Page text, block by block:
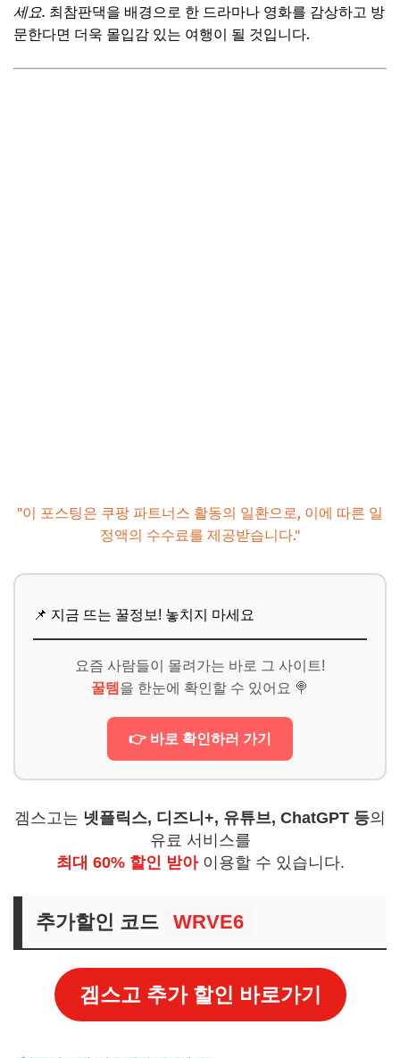
세요. 최참판댁을 배경으로 한 드라마나 영화를 감상하고 방
문한다면 더욱 몰입감 있는 여행이 될 것입니다.
"이 포스팅은 쿠팡 파트너스 활동의 일환으로, 이에 따른 일
정액의 수수료를 제공받습니다."
📌 지금 뜨는 꿀정보! 놓치지 마세요
요즘 사람들이 몰려가는 바로 그 사이트!
꿀템 을 한눈에 확인할 수 있어요 🍭
👉 바로 확인하러 가기
겜스고는 넷플릭스, 디즈니+, 유튜브, ChatGPT 등의
유료 서비스를
최대 60% 할인 받아이용할 수 있습니다.
추가할인 코드 WRVE6
겜스고 추가 할인 바로가기